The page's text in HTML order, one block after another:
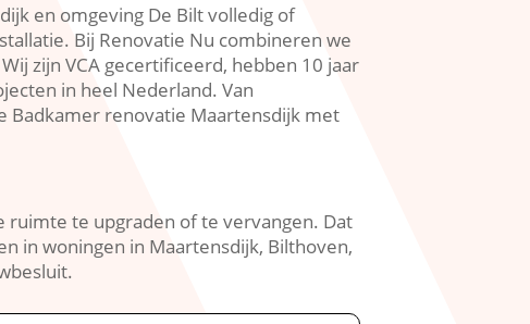
en omgeving De Bilt volledig of
Bij Renovatie Nu combineren we
zijn VCA gecertificeerd, hebben 10 jaar
in heel Nederland.​ Van
Badkamer renovatie Maartensdijk met
ruimte te upgraden of te vervangen.​ Dat
in woningen in Maartensdijk, Bilthoven,